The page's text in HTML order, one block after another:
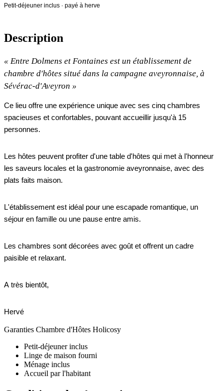
Petit-déjeuner inclus · payé à herve
Description
« Entre Dolmens et Fontaines est un établissement de
chambre d'hôtes situé dans la campagne aveyronnaise, à
Sévérac-d'Aveyron »
Ce lieu offre une expérience unique avec ses cinq chambres
spacieuses et confortables, pouvant accueillir jusqu'à 15
personnes.
Les hôtes peuvent profiter d'une table d'hôtes qui met à l'honneur
les saveurs locales et la gastronomie aveyronnaise, avec des
plats faits maison.
L'établissement est idéal pour une escapade romantique, un
séjour en famille ou une pause entre amis.
Les chambres sont décorées avec goût et offrent un cadre
paisible et relaxant.
A très bientôt,
Hervé
Garanties Chambre d'Hôtes Holicosy
Petit-déjeuner inclus
Linge de maison fourni
Ménage inclus
Accueil par l'habitant